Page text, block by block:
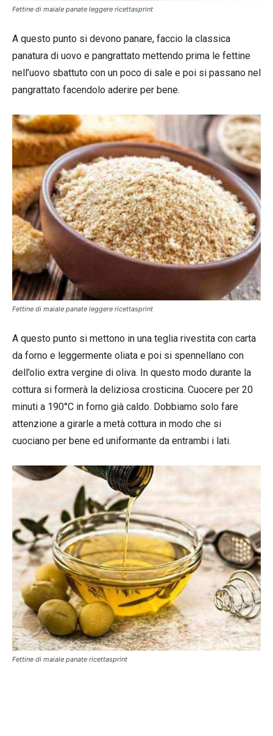
Fettine di maiale panate leggere ricettasprint
A questo punto si devono panare, faccio la classica
panatura di uovo e pangrattato mettendo prima le fettine
nell’uovo sbattuto con un poco di sale e poi si passano nel
pangrattato facendolo aderire per bene.
Fettine di maiale panate leggere ricettasprint
A questo punto si mettono in una teglia rivestita con carta
da forno e leggermente oliata e poi si spennellano con
dell’olio extra vergine di oliva. In questo modo durante la
cottura si formerà la deliziosa crosticina. Cuocere per 20
minuti a 190°C in forno già caldo. Dobbiamo solo fare
attenzione a girarle a metà cottura in modo che si
cuociano per bene ed uniformante da entrambi i lati.
Fettine di maiale panate ricettasprint